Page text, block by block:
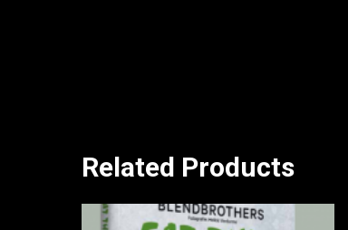
Related Products